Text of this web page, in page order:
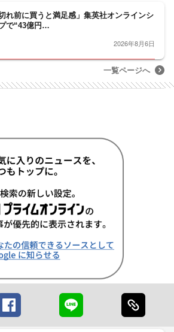
切れ前に買うと満足感」集英社オンラインシ
で“43億円…
2026年8月6日
一覧ページへ